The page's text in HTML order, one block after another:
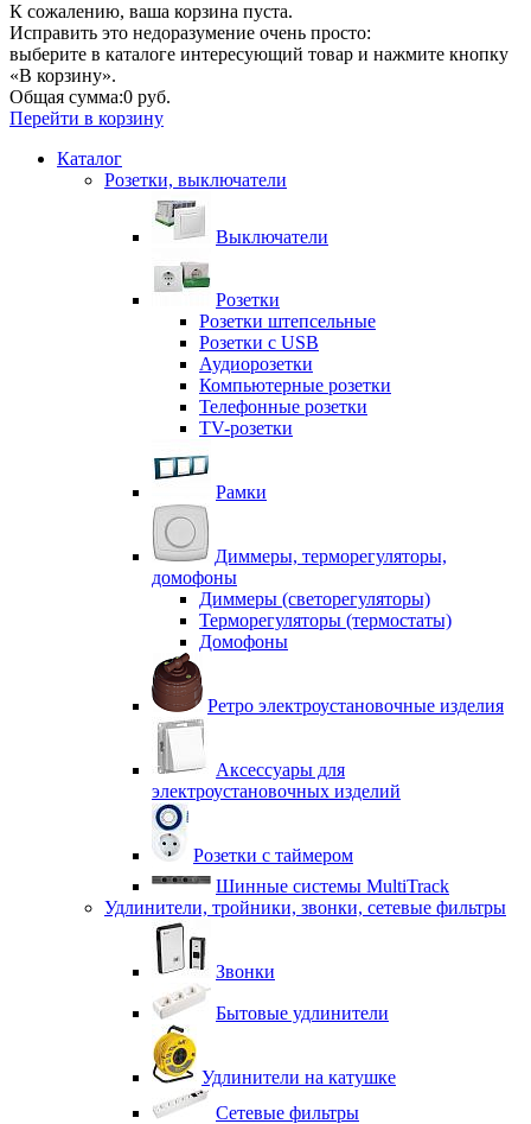
К сожалению, ваша корзина пуста.
Исправить это недоразумение очень просто:
выберите в каталоге интересующий товар и нажмите кнопку
«В корзину».
Общая сумма:0 руб.
Перейти в корзину
Каталог
Розетки, выключатели
Выключатели
Розетки
Розетки штепсельные
Розетки с USB
Аудиорозетки
Компьютерные розетки
Телефонные розетки
TV-розетки
Рамки
Диммеры, терморегуляторы,
домофоны
Диммеры (светорегуляторы)
Терморегуляторы (термостаты)
Домофоны
Ретро электроустановочные изделия
Аксессуары для
электроустановочных изделий
Розетки с таймером
Шинные системы MultiTrack
Удлинители, тройники, звонки, сетевые фильтры
Звонки
Бытовые удлинители
Удлинители на катушке
Сетевые фильтры